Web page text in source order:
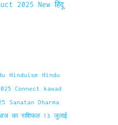
2025 New हिंदू
Hinduism Hindu
Connect kawad
Sanatan Dharma
का राशिफल 13 जुलाई